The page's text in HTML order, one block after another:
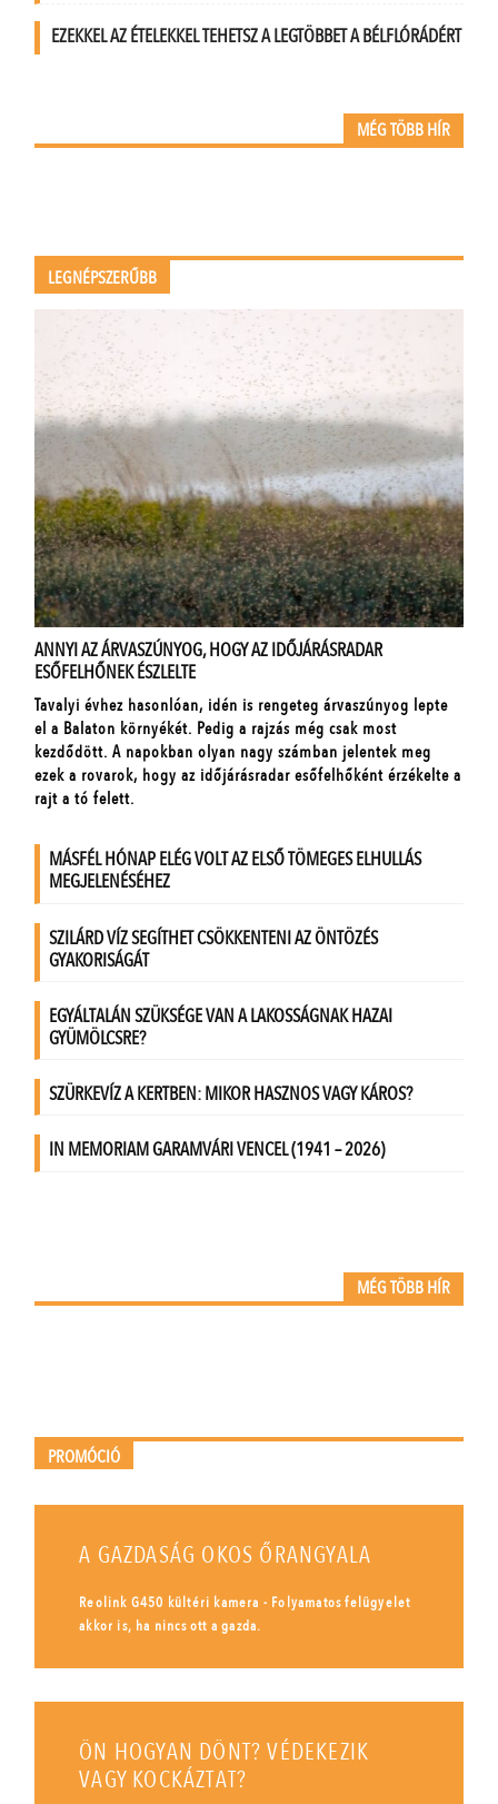
EZEKKEL AZ ÉTELEKKEL TEHETSZ A LEGTÖBBET A BÉLFLÓRÁDÉRT
MÉG TÖBB HÍR
LEGNÉPSZERŰBB
MÉG TÖBB HÍR
PROMÓCIÓ
A GAZDASÁG OKOS ŐRANGYALA
Reolink G450 kültéri kamera - Folyamatos felügyelet
akkor is, ha nincs ott a gazda.
ÖN HOGYAN DÖNT? VÉDEKEZIK
VAGY KOCKÁZTAT?